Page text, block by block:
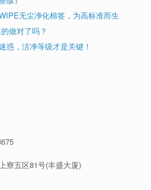
无尘净化棉签，为高标准而生
做对了吗？
惑，洁净等级才是关键！
寮五区81号(丰盛大厦)